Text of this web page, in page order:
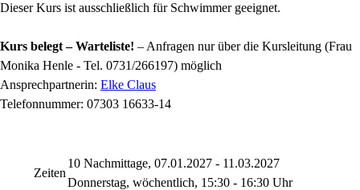
Dieser Kurs ist ausschließlich für Schwimmer geeignet.
Kurs belegt – Warteliste! – Anfragen nur über die Kursleitung (Frau
Monika Henle - Tel. 0731/266197) möglich
Ansprechpartnerin: Elke Claus
Telefonnummer: 07303 16633-14
Zeiten
10 Nachmittage, 07.01.2027 - 11.03.2027
Donnerstag, wöchentlich, 15:30 - 16:30 Uhr